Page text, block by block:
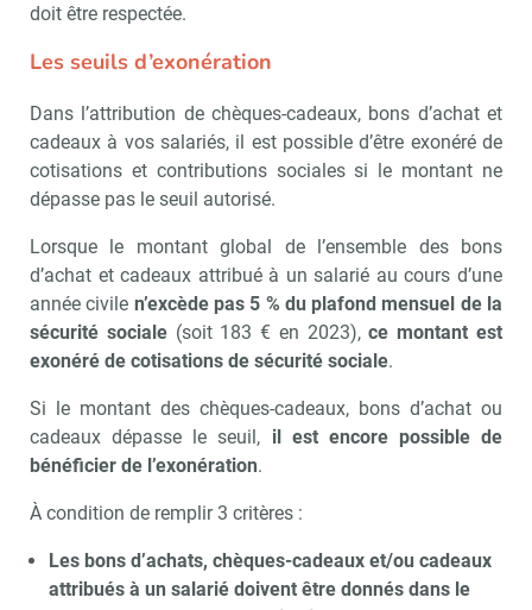
doit être respectée.
Les seuils d’exonération
Dans l’attribution de chèques-cadeaux, bons d’achat et
cadeaux à vos salariés, il est possible d’être exonéré de
cotisations et contributions sociales si le montant ne
dépasse pas le seuil autorisé.
Lorsque le montant global de l’ensemble des bons
d’achat et cadeaux attribué à un salarié au cours d’une
année civile n’excède pas 5 % du plafond mensuel de la
sécurité sociale(soit 183 € en 2023),ce montant est
exonéré de cotisations de sécurité sociale.
Si le montant des chèques-cadeaux, bons d’achat ou
cadeaux dépasse le seuil, il est encore possible de
bénéficier de l’exonération.
À condition de remplir 3 critères :
Les bons d’achats, chèques-cadeaux et/ou cadeaux
attribués à un salarié doivent être donnés dans le